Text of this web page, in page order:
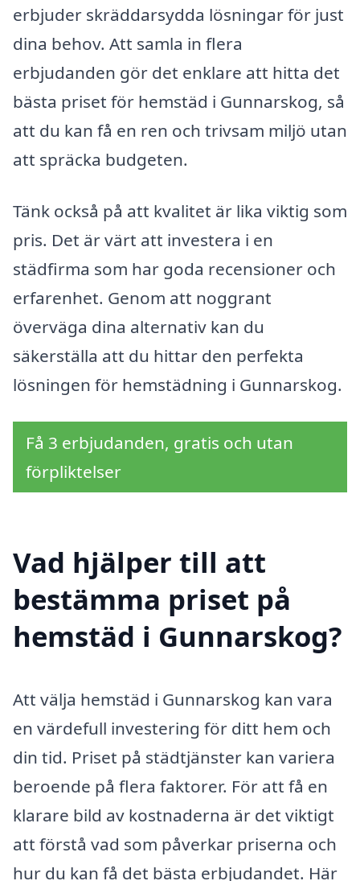
erbjuder skräddarsydda lösningar för just
dina behov. Att samla in flera
erbjudanden gör det enklare att hitta det
bästa priset för hemstäd i Gunnarskog, så
att du kan få en ren och trivsam miljö utan
att spräcka budgeten.
Tänk också på att kvalitet är lika viktig som
pris. Det är värt att investera i en
städfirma som har goda recensioner och
erfarenhet. Genom att noggrant
överväga dina alternativ kan du
säkerställa att du hittar den perfekta
lösningen för hemstädning i Gunnarskog.
Få 3 erbjudanden, gratis och utan
förpliktelser
Vad hjälper till att
bestämma priset på
hemstäd i Gunnarskog?
Att välja hemstäd i Gunnarskog kan vara
en värdefull investering för ditt hem och
din tid. Priset på städtjänster kan variera
beroende på flera faktorer. För att få en
klarare bild av kostnaderna är det viktigt
att förstå vad som påverkar priserna och
hur du kan få det bästa erbjudandet. Här